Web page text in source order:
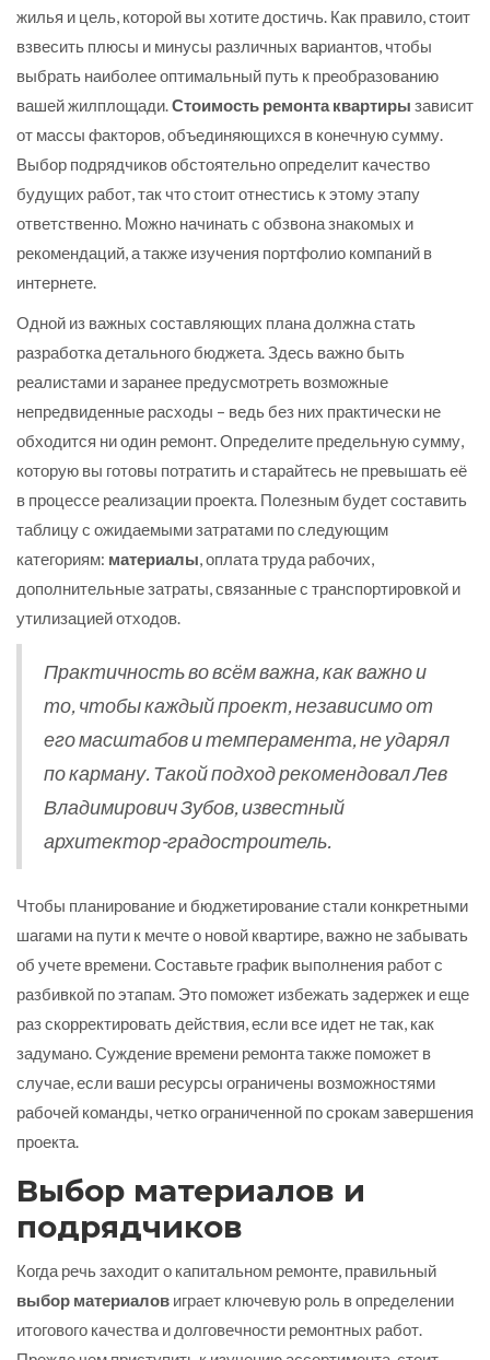
жилья и цель, которой вы хотите достичь. Как правило, стоит
взвесить плюсы и минусы различных вариантов, чтобы
выбрать наиболее оптимальный путь к преобразованию
вашей жилплощади.Стоимость ремонта квартиры зависит
от массы факторов, объединяющихся в конечную сумму.
Выбор подрядчиков обстоятельно определит качество
будущих работ, так что стоит отнестись к этому этапу
ответственно. Можно начинать с обзвона знакомых и
рекомендаций, а также изучения портфолио компаний в
интернете.
Одной из важных составляющих плана должна стать
разработка детального бюджета. Здесь важно быть
реалистами и заранее предусмотреть возможные
непредвиденные расходы – ведь без них практически не
обходится ни один ремонт. Определите предельную сумму,
которую вы готовы потратить и старайтесь не превышать её
в процессе реализации проекта. Полезным будет составить
таблицу с ожидаемыми затратами по следующим
категориям: материалы, оплата труда рабочих,
дополнительные затраты, связанные с транспортировкой и
утилизацией отходов.
Практичность во всём важна, как важно и
то, чтобы каждый проект, независимо от
его масштабов и темперамента, не ударял
по карману. Такой подход рекомендовал Лев
Владимирович Зубов, известный
архитектор-градостроитель.
Чтобы планирование и бюджетирование стали конкретными
шагами на пути к мечте о новой квартире, важно не забывать
об учете времени. Составьте график выполнения работ с
разбивкой по этапам. Это поможет избежать задержек и еще
раз скорректировать действия, если все идет не так, как
задумано. Суждение времени ремонта также поможет в
случае, если ваши ресурсы ограничены возможностями
рабочей команды, четко ограниченной по срокам завершения
проекта.
Выбор материалов и
подрядчиков
Когда речь заходит о капитальном ремонте, правильный
выбор материалов играет ключевую роль в определении
итогового качества и долговечности ремонтных работ.